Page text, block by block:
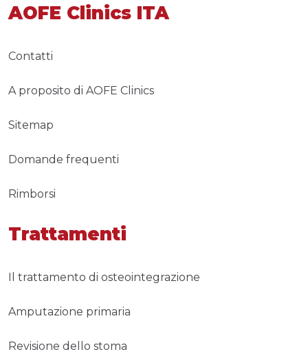
AOFE Clinics ITA
Contatti
A proposito di AOFE Clinics
Sitemap
Domande frequenti
Rimborsi
Trattamenti
Il trattamento di osteointegrazione
Amputazione primaria
Revisione dello stoma